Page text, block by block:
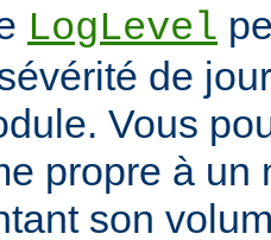
LogLevel
de
Vous
propre à un
son